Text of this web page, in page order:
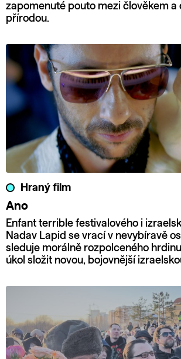
zapomenuté pouto mezi člověkem a
přírodou.
Hraný film
Ano
Enfant terrible festivalového i
Nadav Lapid se vrací v nevybíravě
sleduje morálně rozpolceného
úkol složit novou, bojovnější